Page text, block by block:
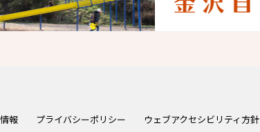
報 プライバシーポリシー ウェブアクセシビリティ方針